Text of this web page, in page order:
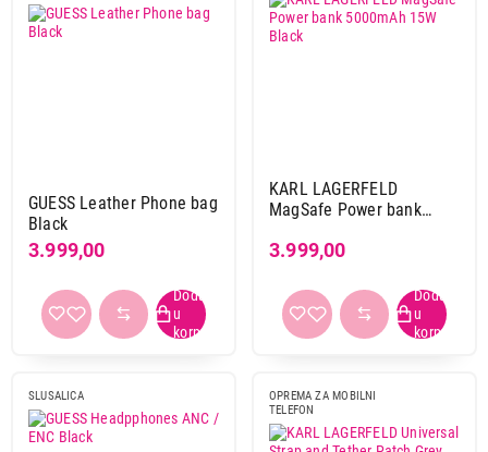
GUESS Leather Phone bag
Black
3.999,00
KARL LAGERFELD
MagSafe Power bank
3.999,00
SLUSALICA
OPREMA ZA MOBILNI
TELEFON